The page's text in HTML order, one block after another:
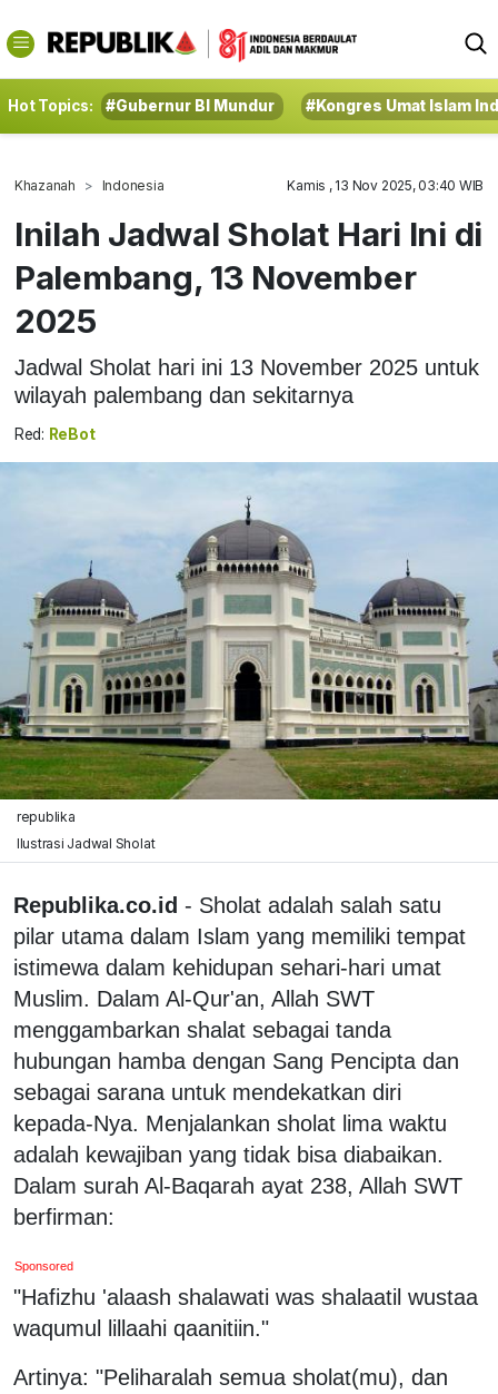
Hot Topics: #Gubernur BI Mundur #Kongres Umat Islam
Khazanah Indonesia Kamis , 13 Nov 2025, 03:40 WIB
Inilah Jadwal Sholat Hari Ini di
Palembang, 13 November
2025
Jadwal Sholat hari ini 13 November 2025 untuk
wilayah palembang dan sekitarnya
Red: ReBot
republika
Ilustrasi Jadwal Sholat
Republika.co.id - Sholat adalah salah satu
pilar utama dalam Islam yang memiliki tempat
istimewa dalam kehidupan sehari-hari umat
Muslim. Dalam Al-Qur'an, Allah SWT
menggambarkan shalat sebagai tanda
hubungan hamba dengan Sang Pencipta dan
sebagai sarana untuk mendekatkan diri
kepada-Nya. Menjalankan sholat lima waktu
adalah kewajiban yang tidak bisa diabaikan.
Dalam surah Al-Baqarah ayat 238, Allah SWT
berfirman:
Sponsored
"Hafizhu 'alaash shalawati was shalaatil wustaa
waqumul lillaahi qaanitiin."
Artinya: "Peliharalah semua sholat(mu), dan